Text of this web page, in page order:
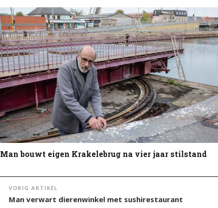
Man bouwt eigen Krakelebrug na vier jaar stilstand
VORIG ARTIKEL
Man verwart dierenwinkel met sushirestaurant